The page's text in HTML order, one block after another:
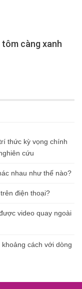
tôm càng xanh
thức kỳ vọng chính
cứu
nhau như thế nào?
điện thoại?
video quay ngoài
cách với dòng